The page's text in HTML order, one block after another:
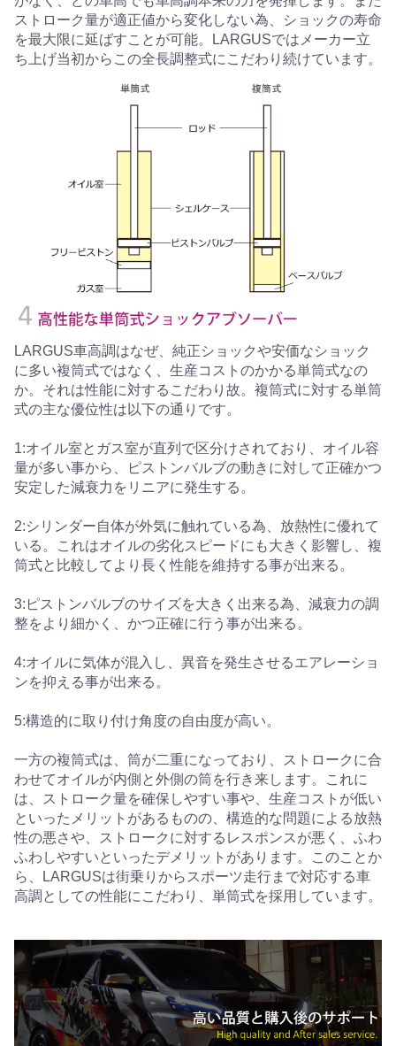
ストローク量が適正値から変化しない為、ショックの寿命
を最大限に延ばすことが可能。LARGUSではメーカー立
ち上げ当初からこの全長調整式にこだわり続けています。
LARGUS車高調はなぜ、純正ショックや安価なショック
に多い複筒式ではなく、生産コストのかかる単筒式なの
か。それは性能に対するこだわり故。複筒式に対する単筒
式の主な優位性は以下の通りです。
1:オイル室とガス室が直列で区分けされており、オイル容
量が多い事から、ピストンバルブの動きに対して正確かつ
安定した減衰力をリニアに発生する。
2:シリンダー自体が外気に触れている為、放熱性に優れて
いる。これはオイルの劣化スピードにも大きく影響し、複
筒式と比較してより長く性能を維持する事が出来る。
3:ピストンバルブのサイズを大きく出来る為、減衰力の調
整をより細かく、かつ正確に行う事が出来る。
4:オイルに気体が混入し、異音を発生させるエアレーショ
ンを抑える事が出来る。
5:構造的に取り付け角度の自由度が高い。
一方の複筒式は、筒が二重になっており、ストロークに合
わせてオイルが内側と外側の筒を行き来します。これに
は、ストローク量を確保しやすい事や、生産コストが低い
といったメリットがあるものの、構造的な問題による放熱
性の悪さや、ストロークに対するレスポンスが悪く、ふわ
ふわしやすいといったデメリットがあります。このことか
ら、LARGUSは街乗りからスポーツ走行まで対応する車
高調としての性能にこだわり、単筒式を採用しています。